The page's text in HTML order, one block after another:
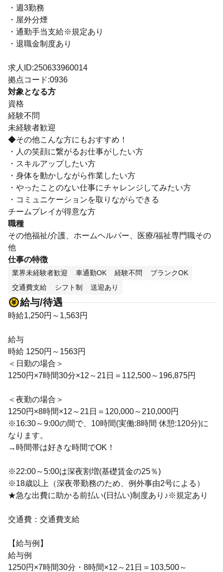
・週3勤務
・屋外分煙
・通勤手当支給※規定あり
・退職金制度あり
求人ID:250633960014
拠点コード:0936
対象となる方
資格
経験不問
未経験者歓迎
◆その他こんな方にもおすすめ！
・人の笑顔に繋がるお仕事がしたい方
・スキルアップしたい方
・身体を動かしながら作業したい方
・やったことのない仕事にチャレンジしてみたい方
・コミュニケーションを取りながらできる
チームプレイが得意な方
職種
その他福祉/介護、ホームヘルパー、医療/福祉専門職その
他
仕事の特徴
業界未経験者歓迎 車通勤OK 経験不問
ブランクOK
交通費支給
シフト制 送迎あり
給与/待遇
時給1,250円～1,563円
給与
時給 1250円～1563円
＜日勤の場合＞
1250円×7時間30分×12～21日＝112,500～196,875円
＜夜勤の場合＞
1250円×8時間×12～21日＝120,000～210,000円
※16:30～9:00の間で、10時間(実働:8時間 休憩:120分)に
なります。
→時間帯は好きな時間でOK！
※22:00～5:00は深夜割増(基礎賃金の25％)
※18歳以上（深夜帯勤務のため、例外事由2号による）
★急な出費に助かる前払い(日払い)制度あり♪※規定あり
交通費：交通費支給
【給与例】
給与例
1250円×7時間30分・8時間×12～21日＝103,500～